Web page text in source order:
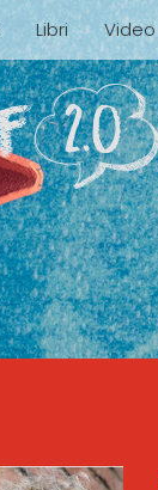
Libri Video